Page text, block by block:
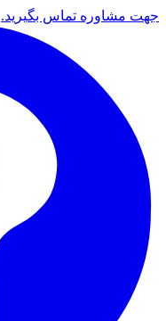
جهت مشاوره تماس بگیرید.